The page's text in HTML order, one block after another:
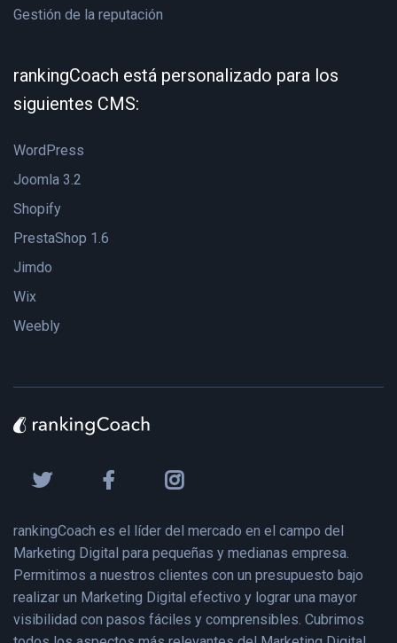
Gestión de la reputación
rankingCoach está personalizado para los
siguientes CMS:
WordPress
Joomla 3.2
Shopify
PrestaShop 1.6
Jimdo
Wix
Weebly
rankingCoach es el líder del mercado en el campo del
Marketing Digital para pequeñas y medianas empresa.
Permitimos a nuestros clientes con un presupuesto bajo
realizar un Marketing Digital efectivo y lograr una mayor
visibilidad con pasos fáciles y comprensibles. Cubrimos